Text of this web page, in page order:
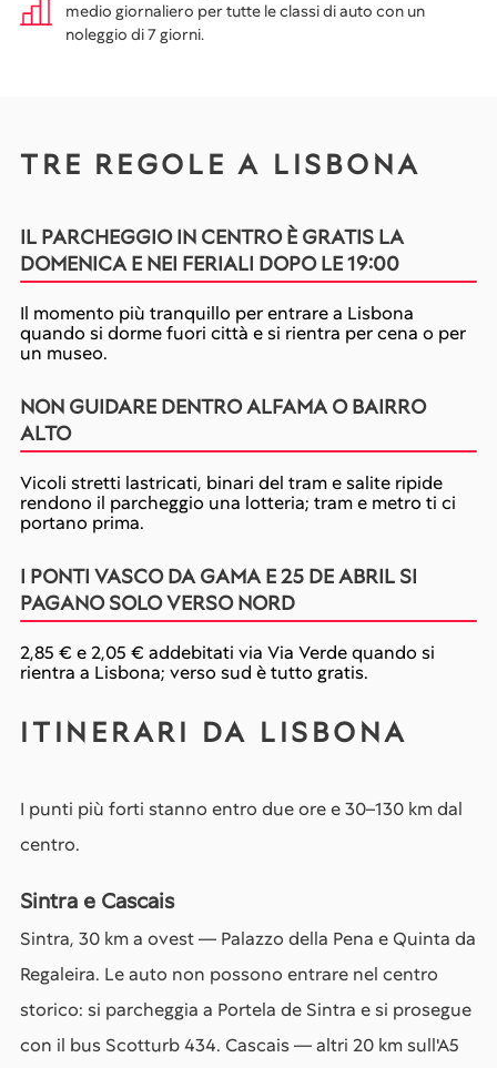
medio giornaliero per tutte le classi di auto con un
noleggio di 7 giorni.
TRE REGOLE A LISBONA
IL PARCHEGGIO IN CENTRO È GRATIS LA
DOMENICA E NEI FERIALI DOPO LE 19:00
Il momento più tranquillo per entrare a Lisbona
quando si dorme fuori città e si rientra per cena o per
un museo.
NON GUIDARE DENTRO ALFAMA O BAIRRO
ALTO
Vicoli stretti lastricati, binari del tram e salite ripide
rendono il parcheggio una lotteria; tram e metro ti ci
portano prima.
I PONTI VASCO DA GAMA E 25 DE ABRIL SI
PAGANO SOLO VERSO NORD
2,85 € e 2,05 € addebitati via Via Verde quando si
rientra a Lisbona; verso sud è tutto gratis.
ITINERARI DA LISBONA
I punti più forti stanno entro due ore e 30–130 km dal
centro.
Sintra e Cascais
Sintra, 30 km a ovest — Palazzo della Pena e Quinta da
Regaleira. Le auto non possono entrare nel centro
storico: si parcheggia a Portela de Sintra e si prosegue
con il bus Scotturb 434. Cascais — altri 20 km sull'A5